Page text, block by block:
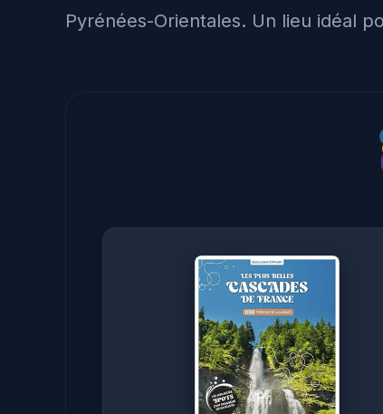
Pyrénées-Orientales. Un lieu idéal